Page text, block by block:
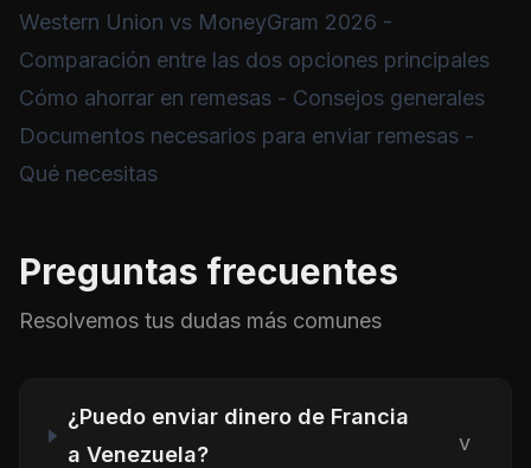
Western Union vs MoneyGram 2026 -
Comparación entre las dos opciones principales
Cómo ahorrar en remesas - Consejos generales
Documentos necesarios para enviar remesas -
Qué necesitas
Preguntas frecuentes
Resolvemos tus dudas más comunes
¿Puedo enviar dinero de Francia
a Venezuela?
v